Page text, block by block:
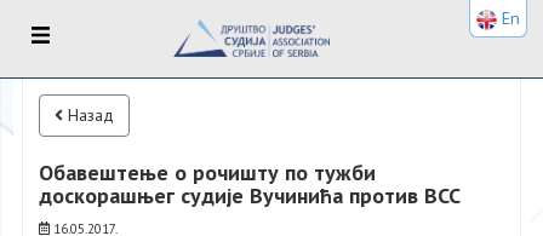
Назад
Обавештење о рочишту по тужби
доскорашњег судије Вучинића против ВСС
16.05.2017.
En